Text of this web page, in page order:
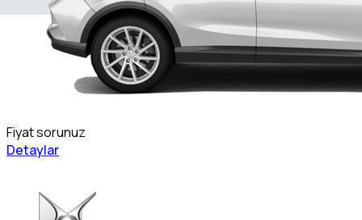
Fiyat sorunuz
Detaylar